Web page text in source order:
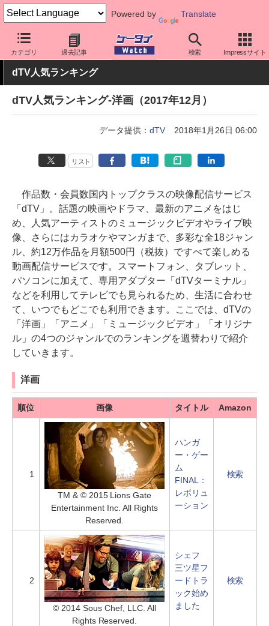
Powered by Translate
カテゴリ 過去記事 検索 Impressサイト
ケータイ Watch 業界動向 調査
dTV人気ランキング
dTV人気ランキング-洋画（2017年12月）
データ提供：dTV 2018年1月26日 06:00
リスト
作品数・会員数国内トップクラスの映像配信サービス
「dTV」。話題の映画やドラマ、最新のアニメをはじ
め、人気アーティストのミュージックビデオやライブ映
像、さらにはカラオケやマンガまで、多彩な全18ジャン
ル、約12万作品を月額500円（税抜）ですべて楽しめる
動画配信サービスです。スマートフォン、タブレット、
パソコンに加えて、専用アダプター「dTVターミナル」
などを利用してテレビでも見られるため、生活に合わせ
て、いつでもどこでも利用できます。ここでは、dTVの
「洋画」「アニメ」「ミュージックビデオ」「オリジナ
ル」の4つのジャンルでのランキングを週替わりで紹介
していきます。
洋画
順位 画像 タイトル Amazon
1
TM & © 2015 Lions Gate
Entertainment Inc. All Rights
Reserved.
ハンガ
ー・ゲー
ム
FINAL：
レボリュ
ーション
検索
2
© 2014 Sous Chef, LLC. All
Rights Reserved.
シェフ
三ツ星フ
ードトラ
ック始め
ました
検索